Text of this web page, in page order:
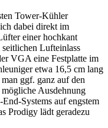
Tower-Kühler
dabei direkt im
einer hochkant
Lufteinlass
VGA eine Festplatte im
etwa 16,5 cm lang
ggf. ganz auf den
Ausdehnung
Systems auf engstem
Prodigy lädt geradezu